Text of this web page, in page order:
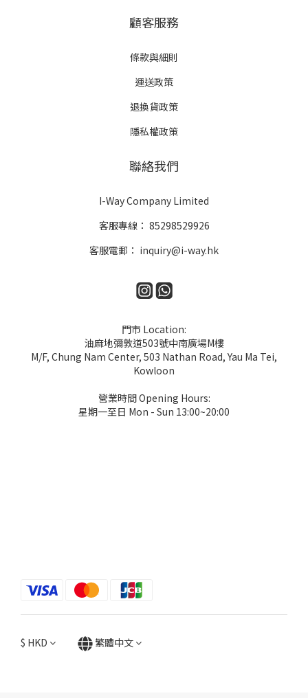
顧客服務
條款與細則
運送政策
退換貨政策
隱私權政策
聯絡我們
I-Way Company Limited
客服專線： 85298529926
客服電郵： inquiry@i-way.hk
門市 Location:
油麻地彌敦道503號中南廣場M樓
M/F, Chung Nam Center, 503 Nathan Road, Yau Ma Tei,
Kowloon
營業時間 Opening Hours:
星期一至日 Mon - Sun 13:00~20:00
$ HKD 繁體中文